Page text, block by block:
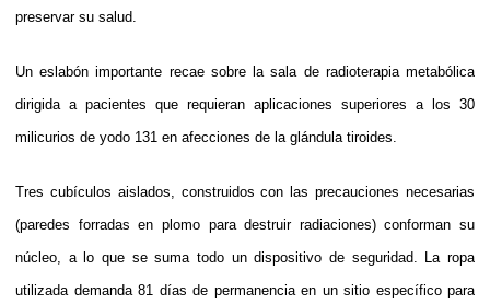
preservar su salud.
Un eslabón importante recae sobre la sala de radioterapia metabólica
dirigida a pacientes que requieran aplicaciones superiores a los 30
milicurios de yodo 131 en afecciones de la glándula tiroides.
Tres cubículos aislados, construidos con las precauciones necesarias
(paredes forradas en plomo para destruir radiaciones) conforman su
núcleo, a lo que se suma todo un dispositivo de seguridad. La ropa
utilizada demanda 81 días de permanencia en un sitio específico para